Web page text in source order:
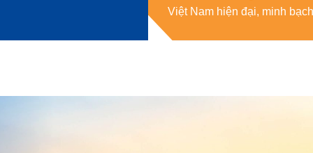
Việt Nam hiện đại, minh